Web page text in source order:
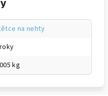
na nehty
kg